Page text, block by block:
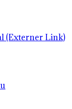
(Externer Link)